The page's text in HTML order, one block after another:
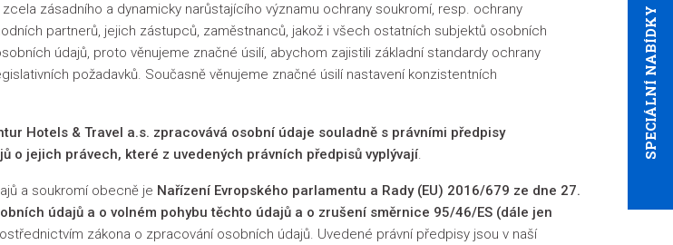
SPECIÁLNÍ NABÍDKY
zásadního a dynamicky narůstajícího významu ochrany soukromí, resp. ochrany
partnerů, jejich zástupců, zaměstnanců, jakož i všech ostatních subjektů osobních
údajů, proto věnujeme značné úsilí, abychom zajistili základní standardy ochrany
požadavků. Současně věnujeme značné úsilí nastavení konzistentních
Hotels & Travel a.s. zpracovává osobní údaje souladně s právními předpisy
o jejich právech, které z uvedených právních předpisů vyplývají.
a soukromí obecně je Nařízení Evropského parlamentu a Rady (EU) 2016/679 ze dne 27.
údajů a o volném pohybu těchto údajů a o zrušení směrnice 95/46/ES (dále jen
zákona o zpracování osobních údajů. Uvedené právní předpisy jsou v naší